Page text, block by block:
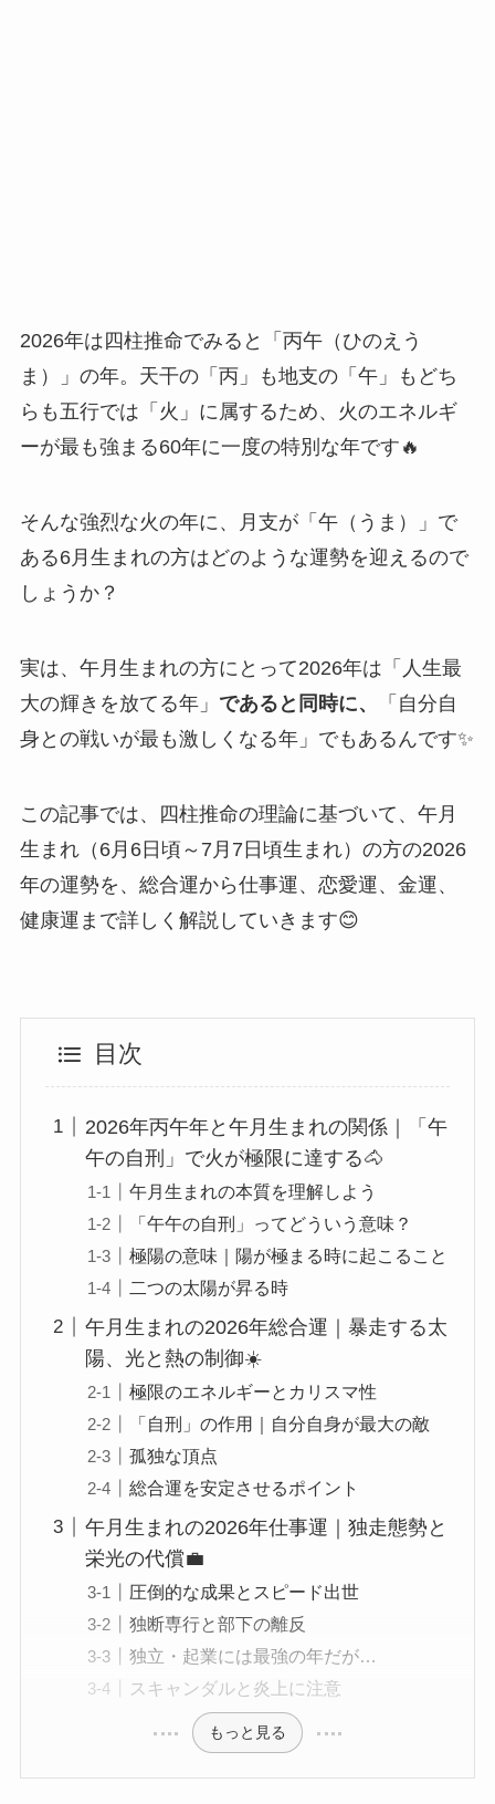
2026年は四柱推命でみると「丙午（ひのえう
ま）」の年。天干の「丙」も地支の「午」もどち
らも五行では「火」に属するため、火のエネルギ
ーが最も強まる60年に一度の特別な年です🔥
そんな強烈な火の年に、月支が「午（うま）」で
ある6月生まれの方はどのような運勢を迎えるので
しょうか？
実は、午月生まれの方にとって2026年は「人生最
大の輝きを放てる年」 であると同時に、
「自分自
身との戦いが最も激しくなる年」でもあるんです✨
この記事では、四柱推命の理論に基づいて、午月
生まれ（6月6日頃～7月7日頃生まれ）の方の2026
年の運勢を、総合運から仕事運、恋愛運、金運、
健康運まで詳しく解説していきます😊
目次
2026年丙午年と午月生まれの関係｜「午
午の自刑」で火が極限に達する🐴
午月生まれの本質を理解しよう
「午午の自刑」ってどういう意味？
極陽の意味｜陽が極まる時に起こること
二つの太陽が昇る時
午月生まれの2026年総合運｜暴走する太
陽、光と熱の制御☀️
極限のエネルギーとカリスマ性
「自刑」の作用｜自分自身が最大の敵
孤独な頂点
総合運を安定させるポイント
午月生まれの2026年仕事運｜独走態勢と
栄光の代償💼
圧倒的な成果とスピード出世
独断専行と部下の離反
独立・起業には最強の年だが…
スキャンダルと炎上に注意
もっと見る